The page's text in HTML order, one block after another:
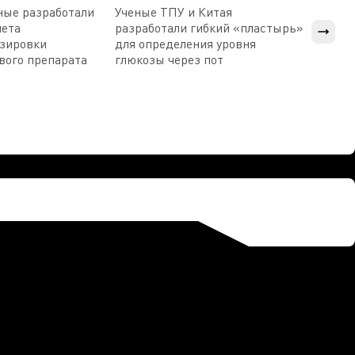
разработали
препарата
Ученые ТПУ и Китая
разработали гибкий «пластырь»
для определения уровня
глюкозы через пот